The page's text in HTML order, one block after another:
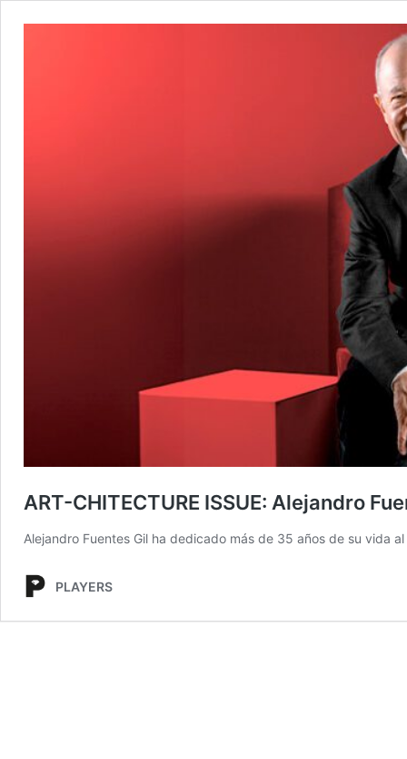
ART-CHITECTURE ISSUE: Alejandro
Alejandro Fuentes Gil ha dedicado más de 35 años de su vida
PLAYERS